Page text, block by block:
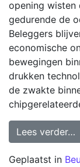
opening wisten
gedurende de
Beleggers
economische
bewegingen
drukken
de zwakte
Lees verder…
Geplaatst in